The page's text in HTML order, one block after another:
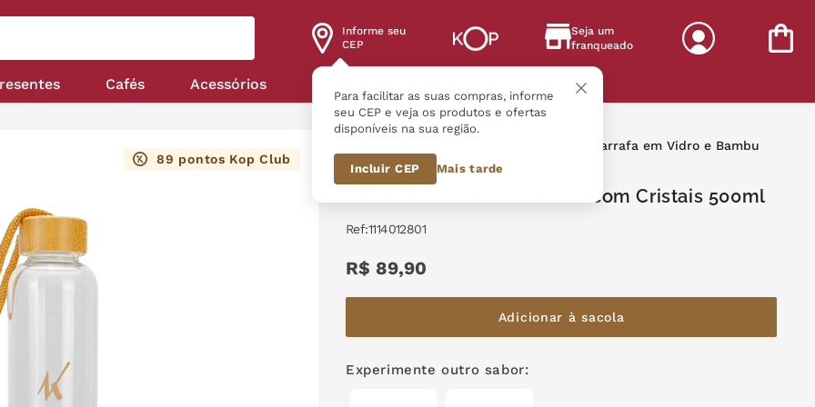
Informe seu
CEP
Para facilitar as suas compras, informe
seu CEP e veja os produtos e ofertas
disponíveis na sua região.
Incluir CEP Mais tarde
Seja um
franqueado
Cafés Acessórios
89 pontos Kop Club
Garrafa em Vidro e Bambu
com Cristais 500ml
Garrafa em Vidro e Bambu com Cristais 500ml
:1114012801
R$ 89,90
Adicionar à sacola
Experimente outro sabor: